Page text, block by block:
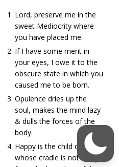
Lord, preserve me in the
sweet Mediocrity where
you have placed me.
If I have some merit in
your eyes, I owe it to the
obscure state in which you
caused me to be born.
Opulence dries up the
soul, makes the mind lazy
& dulls the forces of the
body.
Happy is the child of men,
whose cradle is not hung